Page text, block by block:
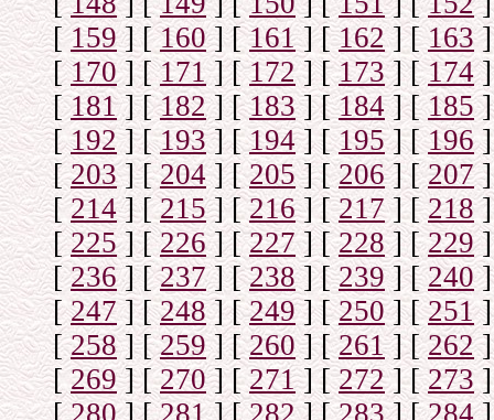
[159] [160] [161] [162] [ 163]
[170] [171] [172] [173] [174]
[181] [182] [183] [184] [185]
[192] [193] [194] [195] [196]
[203] [204] [205] [206] [207]
[214] [215] [216] [217] [ 218]
[225] [226] [227] [228] [229]
[236] [237] [238] [239] [240]
[247] [248] [249] [250] [251]
[258] [259] [260] [261] [262]
[269] [270] [271] [272] [273]
[280] [281] [282] [283] [284]